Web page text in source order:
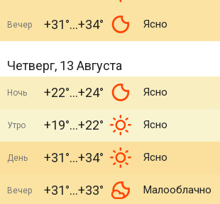
Вечер +31° +34° Ясно
Четверг, 13 Августа
Ночь +22° +24° Ясно
Утро +19° +22° Ясно
День +31° +34° Ясно
Вечер +31° +33° Малооблачно